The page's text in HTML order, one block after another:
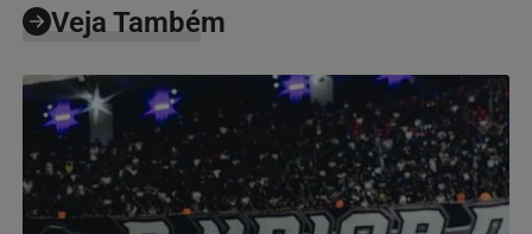
Veja Também